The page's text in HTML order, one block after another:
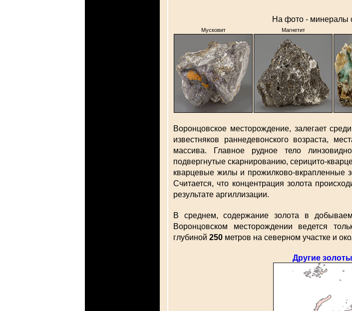
На фото - минералы
Мусковит Магнетит
Воронцовское месторождение, залегает
известняков раннедевонского возраста,
массива. Главное рудное тело
подвергнутые скарнированию, серицито-
кварцевые жилы и прожилково-вкрапленные
Считается, что концентрация золота
результате аргиллизации.
В среднем, содержание золота в
Воронцовском месторождении ведется
глубиной 250 метров на северном участке и
Другие